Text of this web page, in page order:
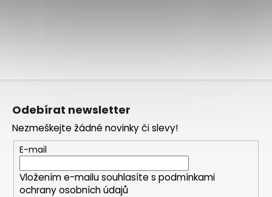
Z
Odebírat newsletter
Nezmeškejte žádné novinky či slevy!
E-mail
Vložením e-mailu souhlasíte s podmínkami
ochrany osobních údajů